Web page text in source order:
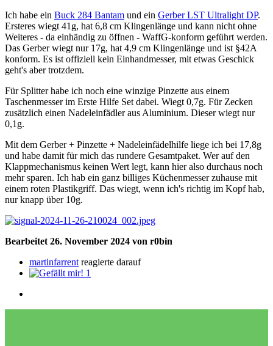
Ich habe ein Buck 284 Bantam und ein Gerber LST Ultralight DP.
Ersteres wiegt 41g, hat 6,8 cm Klingenlänge und kann nicht ohne
Weiteres - da einhändig zu öffnen - WaffG-konform geführt werden.
Das Gerber wiegt nur 17g, hat 4,9 cm Klingenlänge und ist §42A
konform. Es ist offiziell kein Einhandmesser, mit etwas Geschick
geht's aber trotzdem.
Für Splitter habe ich noch eine winzige Pinzette aus einem
Taschenmesser im Erste Hilfe Set dabei. Wiegt 0,7g. Für Zecken
zusätzlich einen Nadeleinfädler aus Aluminium. Dieser wiegt nur
0,1g.
Mit dem Gerber + Pinzette + Nadeleinfädelhilfe liege ich bei 17,8g
und habe damit für mich das rundere Gesamtpaket. Wer auf den
Klappmechanismus keinen Wert legt, kann hier also durchaus noch
mehr sparen. Ich hab ein ganz billiges Küchenmesser zuhause mit
einem roten Plastikgriff. Das wiegt, wenn ich's richtig im Kopf hab,
nur knapp über 10g.
Bearbeitet 26. November 2024 von r0bin
martinfarrent reagierte darauf
1